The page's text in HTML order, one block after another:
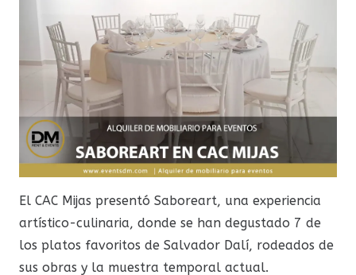
El CAC Mijas presentó Saboreart, una experiencia
artístico-culinaria, donde se han degustado 7 de
los platos favoritos de Salvador Dalí, rodeados de
sus obras y la muestra temporal actual.